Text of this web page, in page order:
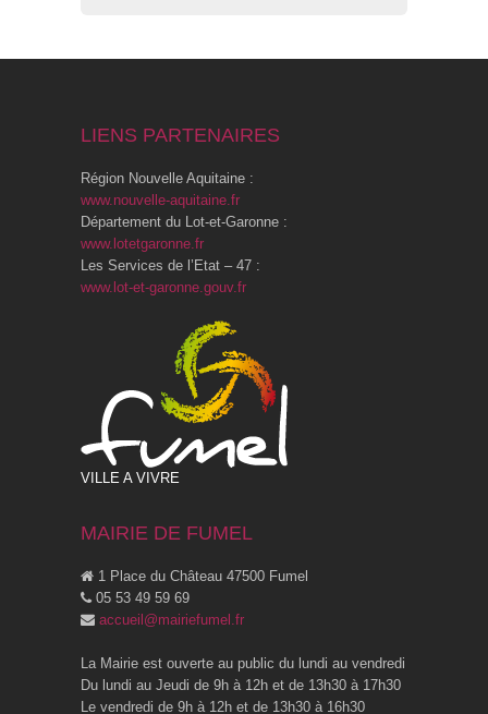
LIENS PARTENAIRES
Région Nouvelle Aquitaine :
www.nouvelle-aquitaine.fr
Département du Lot-et-Garonne :
www.lotetgaronne.fr
Les Services de l’Etat – 47 :
www.lot-et-garonne.gouv.fr
VILLE A VIVRE
MAIRIE DE FUMEL
1 Place du Château 47500 Fumel
05 53 49 59 69
accueil@mairiefumel.fr
La Mairie est ouverte au public du lundi au vendredi
Du lundi au Jeudi de 9h à 12h et de 13h30 à 17h30
Le vendredi de 9h à 12h et de 13h30 à 16h30